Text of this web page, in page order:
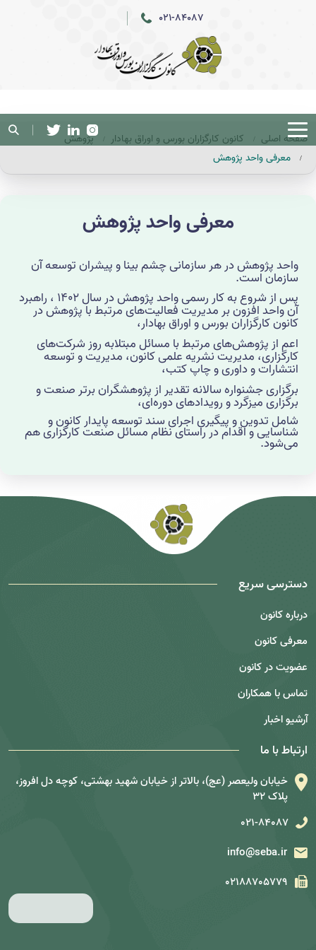
021-84087
صفحه اصلی کانون کارگزاران بورس و اوراق بهادار
پژوهش
معرفی واحد پژوهش
معرفی واحد پژوهش
واحد پژوهش در هر سازمانی چشم بینا و پیشران توسعه آن
سازمان است.
پس از شروع به کار رسمی واحد پژوهش در سال 1402 ، راهبرد
آن واحد افزون بر مدیریت فعالیت‌های مرتبط با پژوهش در
کانون کارگزاران بورس و اوراق بهادار،
اعم از پژوهش‌های مرتبط با مسائل مبتلابه روز شرکت‌های
کارگزاری، مدیریت نشریه علمی کانون، مدیریت و توسعه
انتشارات و داوری و چاپ کتب،
برگزاری جشنواره سالانه تقدیر از پژوهشگران برتر صنعت و
برگزاری میزگردو رویدادهای دوره‌ای،
شامل تدوین و پیگیری اجرای سند توسعه پایدار کانون و
شناسایی و اقدام در راستای نظام مسائل صنعت کارگزاری هم
می‌شود.
دسترسی سریع
درباره کانون
معرفی کانون
عضویت در کانون
تماس با همکاران
آرشیو اخبار
ارتباط با ما
خیابان ولیعصر (عج)، بالاتر از خیابان شهید بهشتی، کوچه دل افروز،
پلاک 32
021-84087
info@seba.ir
02188705779